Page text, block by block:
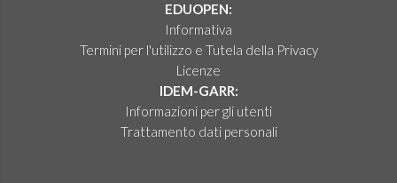
EDUOPEN:
Informativa
Termini per l'utilizzo e Tutela della Privacy
Licenze
IDEM-GARR:
Informazioni per gli utenti
Trattamento dati personali